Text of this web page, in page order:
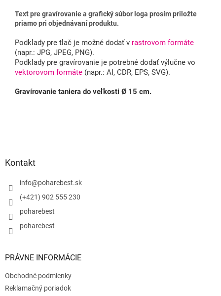
Textpre gravírovanie a grafický súbor loga prosím priložte
priamo pri objednávaní produktu.
Podklady pre tlač je možné dodať v rastrovom formáte
(napr.: JPG, JPEG, PNG).
Podklady pre gravírovanie je potrebné dodať výlučne vo
vektorovom formáte (napr.: AI, CDR, EPS, SVG).
Gravírovanie taniera do veľkosti Ø 15 cm.
Kontakt
info@poharebest.sk
(+421) 902 555 230
poharebest
poharebest
PRÁVNE INFORMÁCIE
Obchodné podmienky
Reklamačný poriadok